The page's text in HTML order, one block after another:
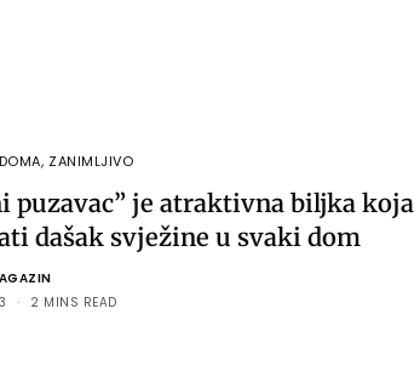
, ZANIMLJIVO
puzavac” je atraktivna biljka koja
dašak svježine u svaki dom
2 MINS READ